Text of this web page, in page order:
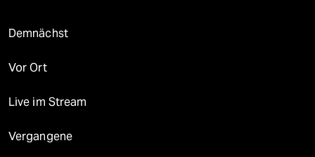
Demnächst
Vor Ort
Live im Stream
Vergangene